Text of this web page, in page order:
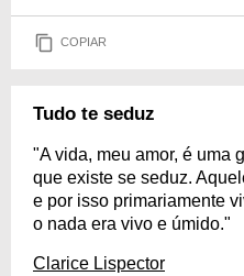
COPIAR
Tudo te seduz
"A vida, meu amor, é uma
que existe se seduz.
e por isso primariamente
o nada era vivo e úmido."
Clarice Lispector